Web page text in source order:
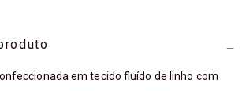
em tecido fluído de linho com